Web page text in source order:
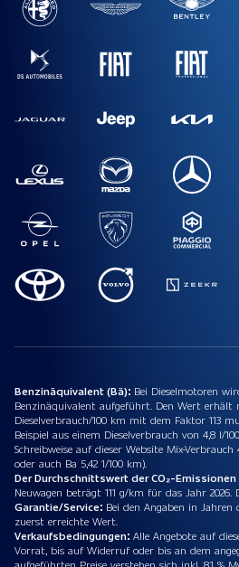
Benzinäquivalent (Bä): Bei Dieselmotoren
Benzinäquivalent aufgeführt. Den Wert erhält
Dieselverbrauch/100 km mit dem Faktor 113
Beispiel aus einem Dieselverbrauch von 4,8 l/
Schreibweise auf dieser Website Mix-
oder auch Ba 5,42 1/100 km).
Der Durchschnittswert der CO₂-Emissionen
Neuwagen beträgt 111 g/km für das Jahr
Garantie/Service: Bei den Angaben in
zuerst erreichte Wert.
Verkaufsbedingungen: Alle Angebote auf
Vorrat, bis auf Widerruf oder bis an dem
aufgeführten Preise verstehen sich inkl. 8.1 %